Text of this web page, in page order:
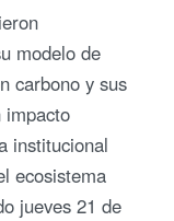
modelo de
carbono y sus
impacto
institucional
ecosistema
jueves 21 de